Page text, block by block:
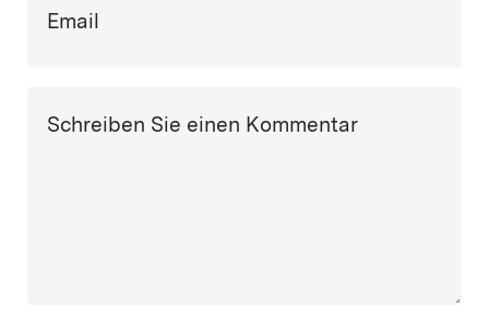
Email
Schreiben Sie einen Kommentar